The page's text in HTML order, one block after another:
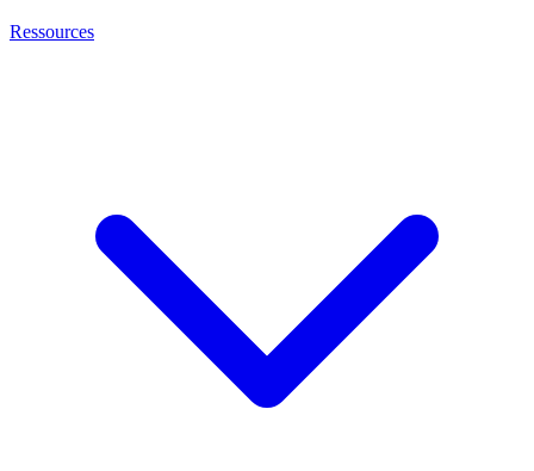
Ressources